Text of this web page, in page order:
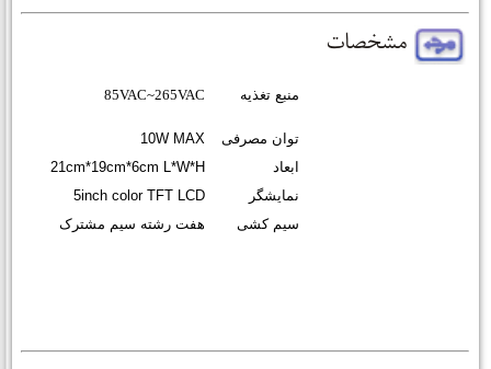
منبع تغذیه 85VAC~265VAC
توان مصرفی
10W MAX
ابعاد
21cm*19cm*6cm L*W*H
نمایشگر
5inch color TFT LCD
سیم کشی
هفت رشته سیم مشترک